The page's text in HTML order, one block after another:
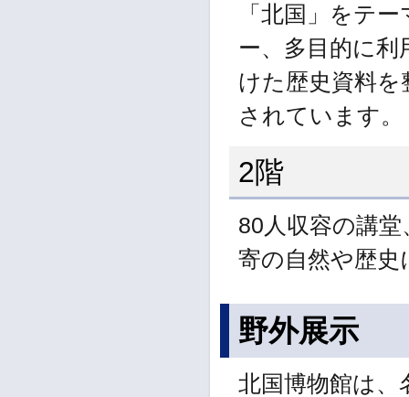
「北国」をテ
ー、多目的に
けた歴史資料を
されています。
2階
80人収容の講
寄の自然や歴
野外展示
北国博物館は、